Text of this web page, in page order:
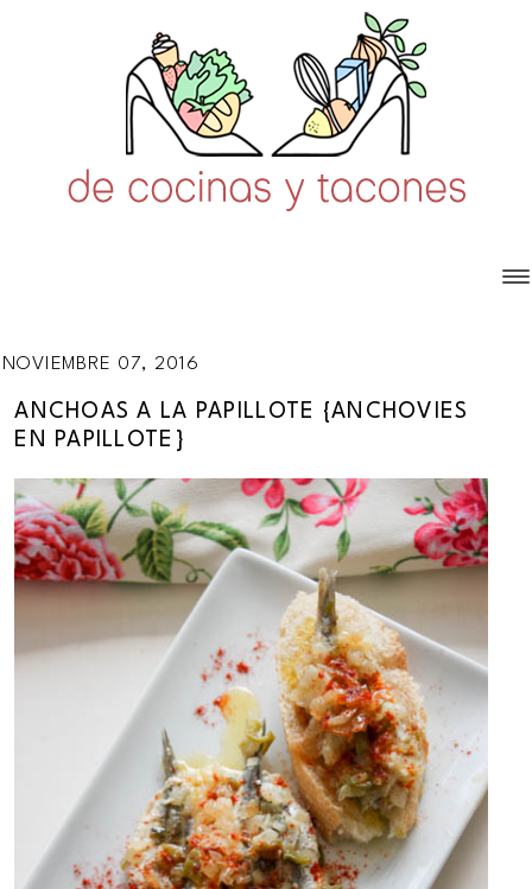
NOVIEMBRE 07, 2016
ANCHOAS A LA PAPILLOTE {ANCHOVIES
EN PAPILLOTE}